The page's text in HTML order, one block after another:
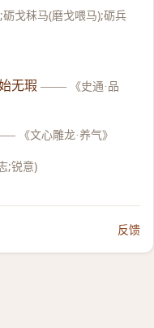
戈秣马(磨戈喂马);砺兵
无瑕 ——
《史通·品
《文心雕龙·养气》
;锐意)
反馈